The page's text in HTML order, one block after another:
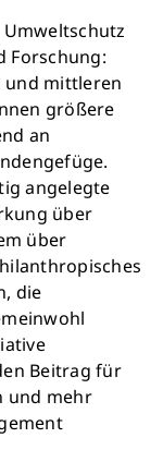
Forschung:
und mittleren
größere
an
angelegte
über
über
die
Beitrag für
und mehr